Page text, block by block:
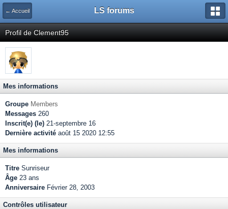
← Accueil LS forums
Profil de Clement95
Mes informations
Groupe Members
Messages 260
Inscrit(e) (le) 21-septembre 16
Dernière activité août 15 2020 12:55
Mes informations
Titre Sunriseur
Âge 23 ans
Anniversaire Février 28, 2003
Contrôles utilisateur